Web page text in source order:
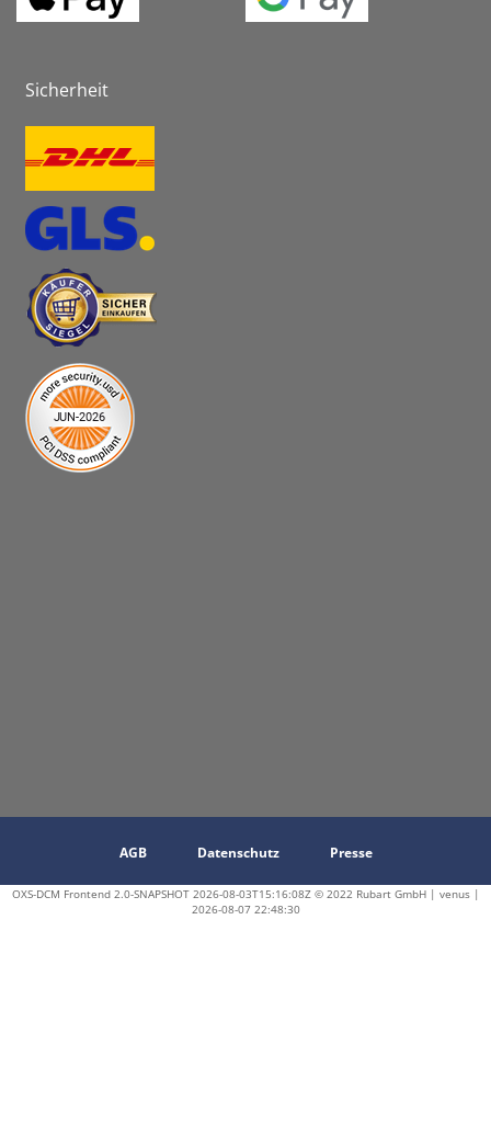
Sicherheit
AGB Datenschutz Presse
OXS-DCM Frontend 2.0-SNAPSHOT 2026-08-03T15:16:08Z © 2022 Rubart GmbH | venus |
2026-08-07 22:48:30